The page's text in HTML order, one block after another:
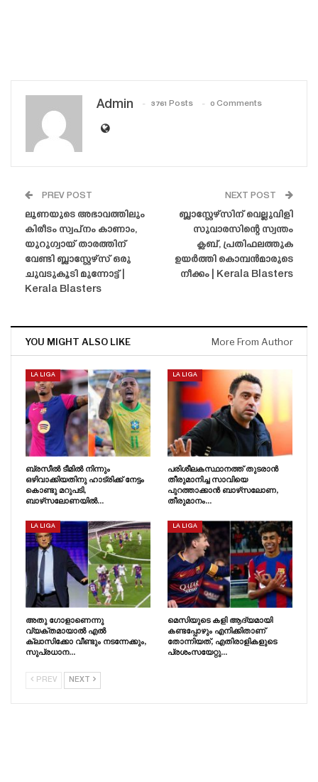
Admin 3761 Posts 0 Comments
PREV POST
ലൂണയുടെ അഭാവത്തിലും
കിരീടം സ്വപ്‌നം കാണാം,
യുറുഗ്വായ് താരത്തിന്
വേണ്ടി ബ്ലാസ്റ്റേഴ്‌സ് ഒരു
ചുവടുകൂടി മുന്നോട്ട് |
Kerala Blasters
NEXT POST
ബ്ലാസ്റ്റേഴ്‌സിന് വെല്ലുവിളി
സുവാരസിന്റെ സ്വന്തം
ക്ലബ്, പ്രതിഫലത്തുക
ഉയർത്തി കൊമ്പൻമാരുടെ
നീക്കം | Kerala Blasters
YOU MIGHT ALSO LIKE More From Author
LA LIGA
ബ്രസീൽ ടീമിൽ നിന്നും
ഒഴിവാക്കിയതിനു ഹാട്രിക്ക് നേട്ടം
കൊണ്ടു മറുപടി,
ബാഴ്‌സലോണയിൽ…
LA LIGA
പരിശീലകസ്ഥാനത്ത് തുടരാൻ
തീരുമാനിച്ച സാവിയെ
പുറത്താക്കാൻ ബാഴ്‌സലോണ,
തീരുമാനം…
LA LIGA
അതു ഗോളാണെന്നു
വ്യക്തമായാൽ എൽ
ക്ലാസിക്കോ വീണ്ടും നടന്നേക്കും,
സുപ്രധാന…
LA LIGA
മെസിയുടെ കളി ആദ്യമായി
കണ്ടപ്പോഴും എനിക്കിതാണ്
തോന്നിയത്, എതിരാളികളുടെ
പ്രശംസയേറ്റു…
PREV NEXT